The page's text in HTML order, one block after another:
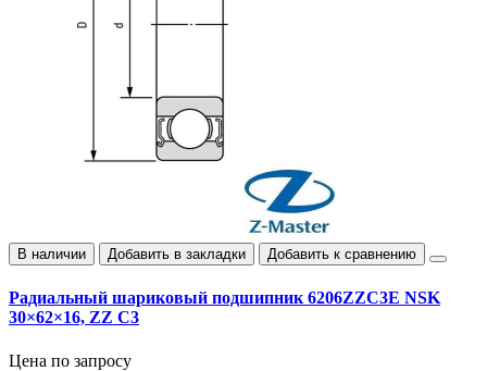
В наличии Добавить в закладки Добавить к сравнению
Радиальный шариковый подшипник 6206ZZC3E NSK
30×62×16, ZZ C3
Цена по запросу